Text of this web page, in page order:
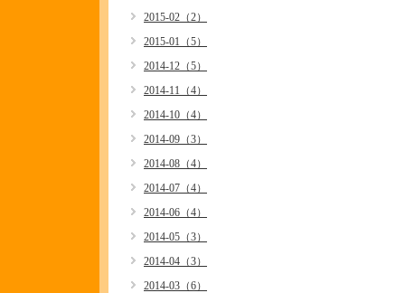
2015-02（2）
2015-01（5）
2014-12（5）
2014-11（4）
2014-10（4）
2014-09（3）
2014-08（4）
2014-07（4）
2014-06（4）
2014-05（3）
2014-04（3）
2014-03（6）